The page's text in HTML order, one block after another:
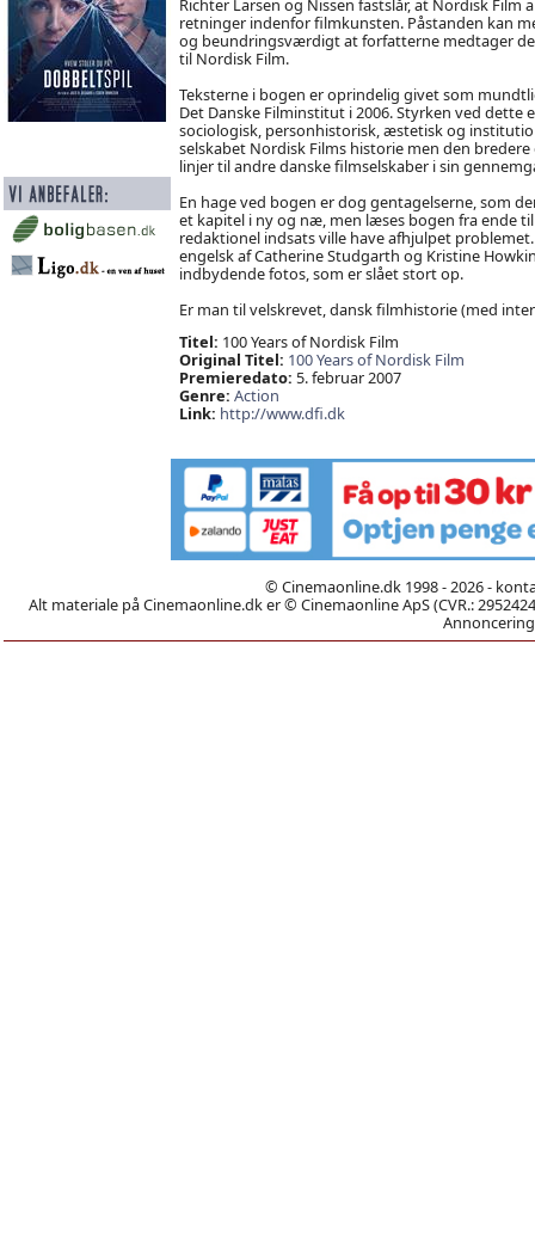
Richter Larsen og Nissen fastslår, at Nordisk
retninger indenfor filmkunsten. Påstanden kan
og beundringsværdigt at forfatterne medtager
til Nordisk Film.
Teksterne i bogen er oprindelig givet som
Det Danske Filminstitut i 2006. Styrken ved
sociologisk, personhistorisk, æstetisk og
selskabet Nordisk Films historie men den
linjer til andre danske filmselskaber i sin
En hage ved bogen er dog gentagelserne, som
et kapitel i ny og næ, men læses bogen fra ende
redaktionel indsats ville have afhjulpet
engelsk af Catherine Studgarth og Kristine
indbydende fotos, som er slået stort op.
Er man til velskrevet, dansk filmhistorie (med
Titel: 100 Years of Nordisk Film
Original Titel: 100 Years of Nordisk Film
Premieredato: 5. februar 2007
Genre: Action
Link: http://www.dfi.dk
© Cinemaonline.dk 1998 - 2026 -
Alt materiale på Cinemaonline.dk er © Cinemaonline ApS (CVR.: